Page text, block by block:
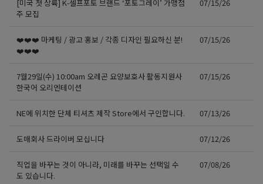
[미국 첫 상륙] K-셀프포토 브랜드 ‘포토그레이’ 가맹점
주 모집
07/15/26
❤️❤️❤️ 마케팅 / 광고 홍보 / 각종 디자인 필요하신 분!
❤️❤️❤️
07/15/26
7월29일(수) 10:00am 오레곤 요양보호사 활동지원사
한국어 오리엔테이션
07/15/26
NE에 위치한 단체 티셔츠 제작 Store에서 구인합니다. 07/13/26
도매회사 드라이버 모십니다 07/12/26
직업을 바꾸는 것이 아니라, 미래를 바꾸는 선택일 수
도 있습니다.
07/08/26